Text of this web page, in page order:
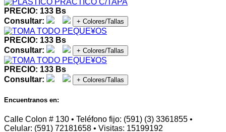
PRECIO: 133 Bs
Consultar:
+ Colores/Tallas
PRECIO: 133 Bs
Consultar:
+ Colores/Tallas
PRECIO: 133 Bs
Consultar:
+ Colores/Tallas
Encuentranos en:
Calle Colon # 130 • Teléfono fijo: (591) (3) 3361855 •
Celular: (591) 72181658 • Visitas: 15199192